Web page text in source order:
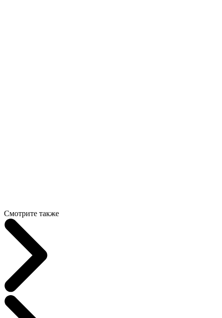
Смотрите также